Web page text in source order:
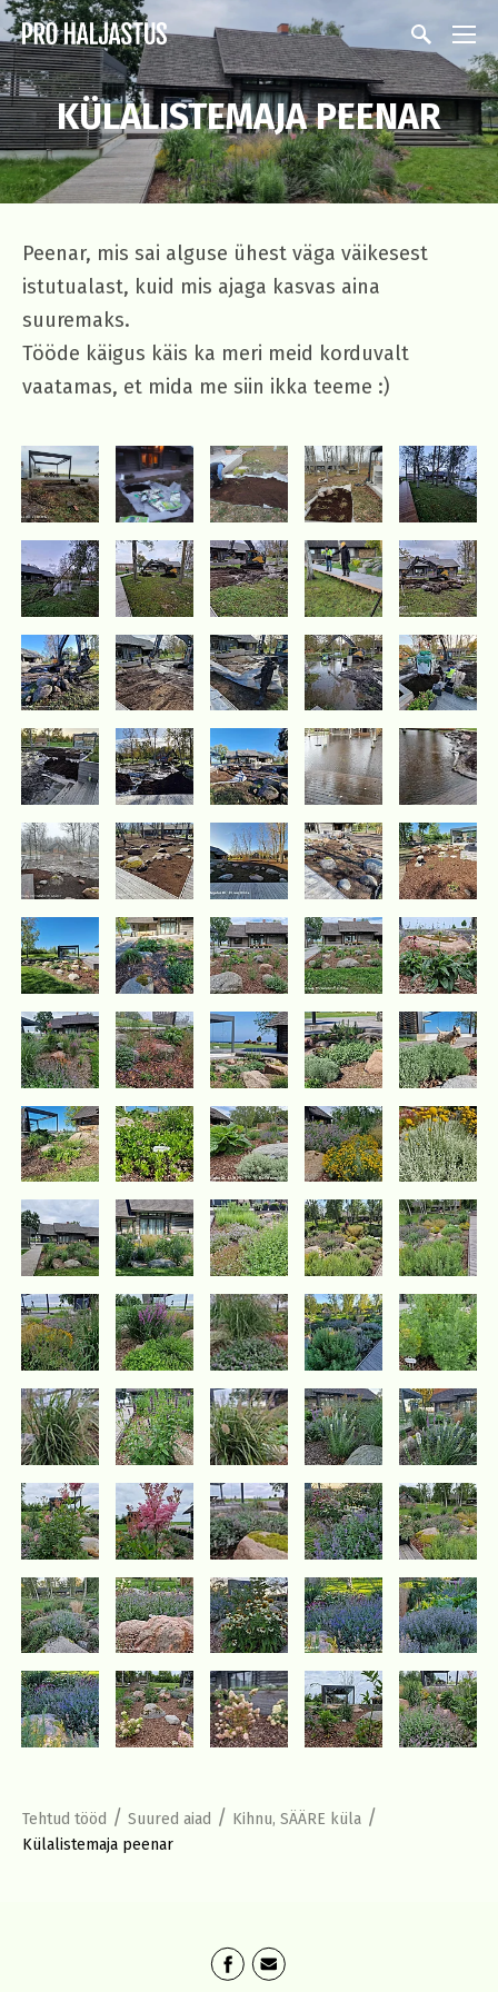
KÜLALISTEMAJA PEENAR
Peenar, mis sai alguse ühest väga väikesest
istutualast, kuid mis ajaga kasvas aina
suuremaks.
Tööde käigus käis ka meri meid korduvalt
vaatamas, et mida me siin ikka teeme :)
Tehtud tööd / Suured aiad / Kihnu, SÄÄRE küla /
Külalistemaja peenar